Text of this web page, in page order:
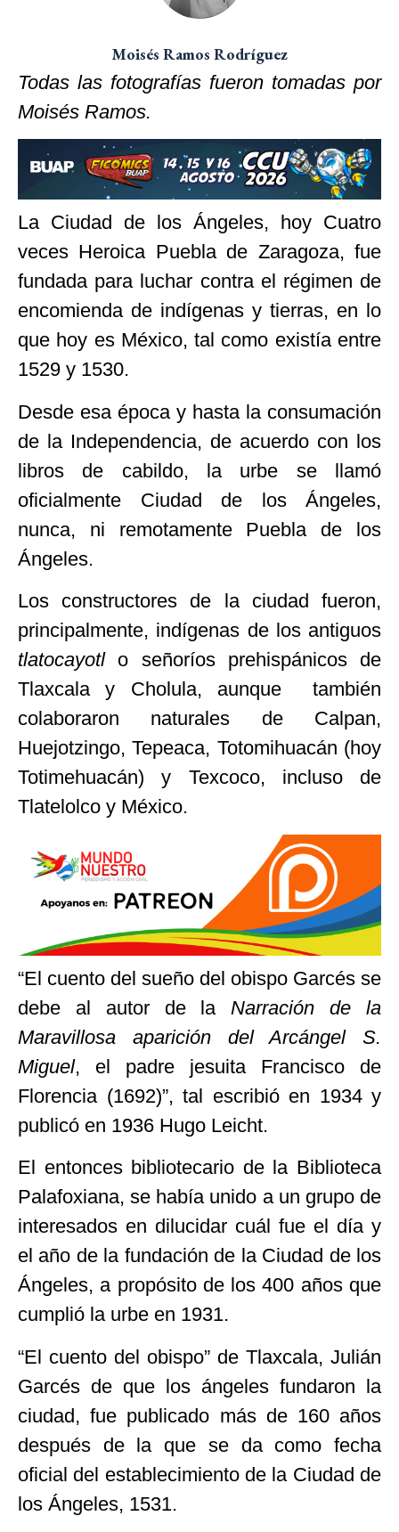
Moisés Ramos Rodríguez
Todas las fotografías fueron tomadas por
Moisés Ramos.
La Ciudad de los Ángeles, hoy Cuatro
veces Heroica Puebla de Zaragoza, fue
fundada para luchar contra el régimen de
encomienda de indígenas y tierras, en lo
que hoy es México, tal como existía entre
1529 y 1530.
Desde esa época y hasta la consumación
de la Independencia, de acuerdo con los
libros de cabildo, la urbe se llamó
oficialmente Ciudad de los Ángeles,
nunca, ni remotamente Puebla de los
Ángeles.
Los constructores de la ciudad fueron,
principalmente, indígenas de los antiguos
tlatocayotlo señoríos prehispánicos de
Tlaxcala y Cholula, aunque también
colaboraron naturales de Calpan,
Huejotzingo, Tepeaca, Totomihuacán (hoy
Totimehuacán) y Texcoco, incluso de
Tlatelolco y México.
“El cuento del sueño del obispo Garcés se
debe al autor de la Narración de la
Maravillosa aparición del Arcángel S.
Miguel, el padre jesuita Francisco de
Florencia (1692)”, tal escribió en 1934 y
publicó en 1936 Hugo Leicht.
El entonces bibliotecario de la Biblioteca
Palafoxiana, se había unido a un grupo de
interesados en dilucidar cuál fue el día y
el año de la fundación de la Ciudad de los
Ángeles, a propósito de los 400 años que
cumplió la urbe en 1931.
“El cuento del obispo” de Tlaxcala, Julián
Garcés de que los ángeles fundaron la
ciudad, fue publicado más de 160 años
después de la que se da como fecha
oficial del establecimiento de la Ciudad de
los Ángeles, 1531.